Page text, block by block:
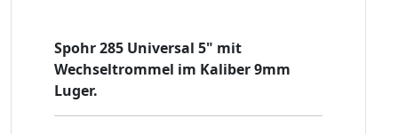
Spohr 285 Universal 5" mit
Wechseltrommel im Kaliber 9mm
Luger.